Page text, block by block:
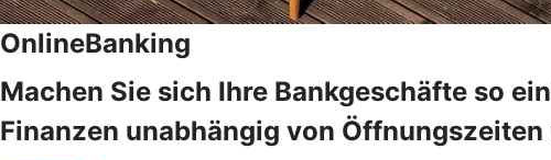
OnlineBanking
Machen Sie sich Ihre Bankgeschäfte so
Finanzen unabhängig von